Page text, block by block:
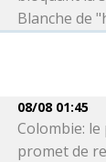
Blanche de
08/08 01:45
Colombie:
promet de